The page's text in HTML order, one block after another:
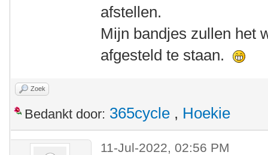
afstellen.
Mijn bandjes zullen het
afgesteld te staan.
Zoek
Bedankt door: 365cycle , Hoekie
11-Jul-2022, 02:56 PM